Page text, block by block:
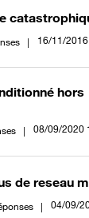
‎16/11/2016
hors
‎08/09/2020
de reseau
‎04/09/